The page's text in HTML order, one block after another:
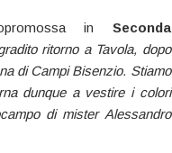
in Seconda
ritorno a Tavola, dopo
di Campi Bisenzio. Stiamo
dunque a vestire i colori
di mister Alessandro